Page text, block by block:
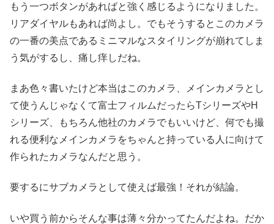
もう一つボタンがあればと強く感じるようになりました。
リアダイヤルもあれば尚よし。でもそうするとこのカメラ
の一番の美点であるミニマルなスタイリングが崩れてしま
う気がするし、痛し痒しだね。
まあ色々書いたけど本当はこのカメラ、メインカメラとし
て使うんじゃなくて富士フィルムだったらTシリーズやH
シリーズ、もちろん他社のカメラでもいいけど、何でも撮
れる便利なメインカメラをちゃんと持っている人に向けて
作られたカメラなんだと思う。
要するにサブカメラとして使えば最強！それが結論。
いや買う前からそんな事は薄々分かってたんだよね。だか